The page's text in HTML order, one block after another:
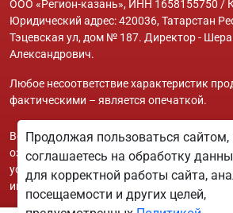
ООО «Регион-казань», ИНН 1658155750 /
Юридический адрес: 420036, Татарстан
Тэцевская ул, дом № 187. Директор -
Александрович.
Любое несоответствие характеристик
фактическими – является опечаткой.
Вся информация на сайте region-kazan.ru
ознакомительный и справочный характер
условиях не является публичной
информацию можно узнать по телефонам
Продолжая пользоваться сайтом,
соглашаетесь на обработку
для корректной работы сайта,
посещаемости и других целей,